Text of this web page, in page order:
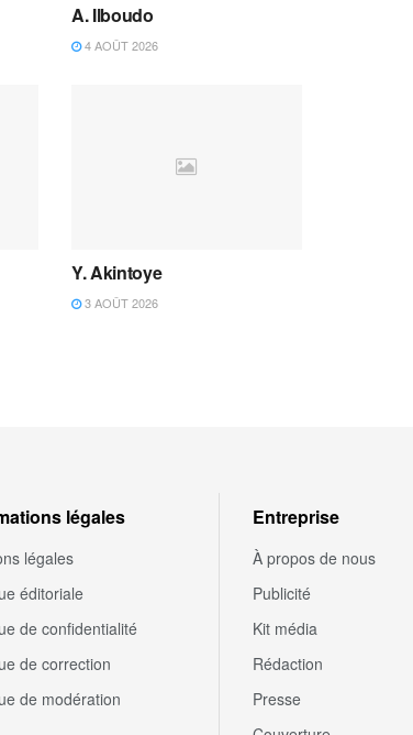
A. Ilboudo
4 AOÛT 2026
Y. Akintoye
3 AOÛT 2026
légales
légales
éditoriale
de confidentialité
de correction
de modération
Entreprise
À propos de nous
Publicité
Kit média
Rédaction
Presse